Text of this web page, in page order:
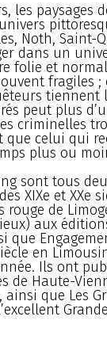
les paysages
Noth, Saint-
dans un
folie et
fragiles
tiennent
peut plus
criminelles
que celui qui
plus ou
sont tous
XIXe et XXe
rouge de
aux
que
en
Ils ont
de Haute-
que Les